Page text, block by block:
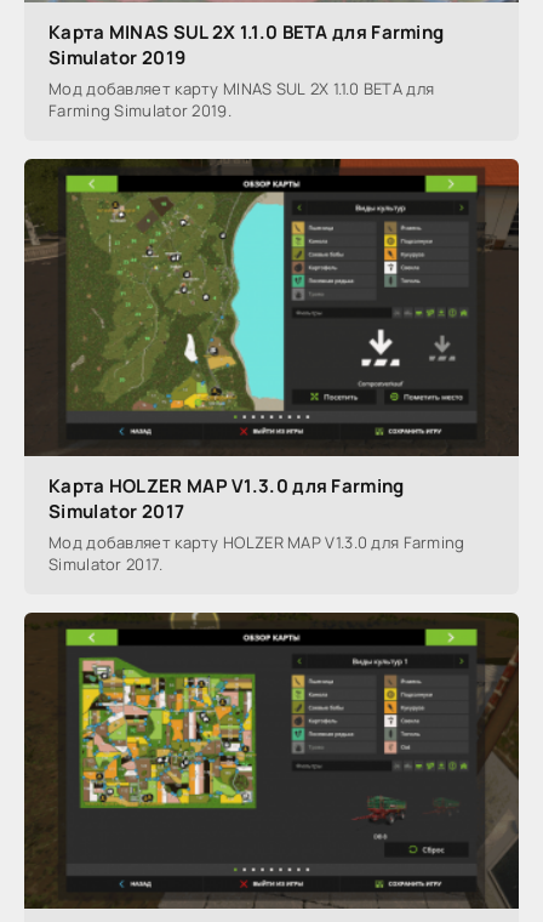
Карта MINAS SUL 2X 1.1.0 BETA для Farming
Simulator 2019
Мод добавляет карту MINAS SUL 2X 1.1.0 BETA для
Farming Simulator 2019.
Карта HOLZER MAP V1.3.0 для Farming
Simulator 2017
Мод добавляет карту HOLZER MAP V1.3.0 для Farming
Simulator 2017.